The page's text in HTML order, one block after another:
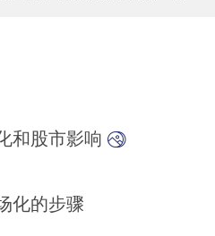
和股市影响
化的步骤